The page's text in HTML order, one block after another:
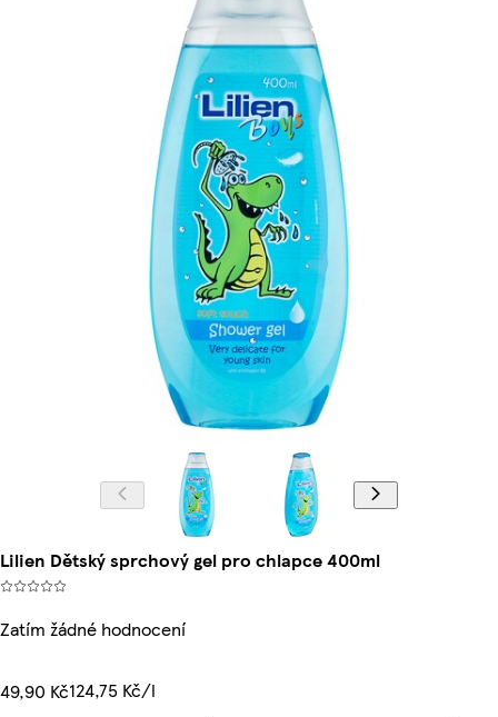
Lilien Dětský sprchový gel pro chlapce 400ml
Zatím žádné hodnocení
49,90 Kč124,75 Kč/l